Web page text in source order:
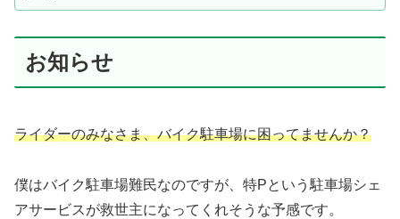
お知らせ
ライダーのみなさま、バイク駐車場に困ってませんか？
僕はバイク駐車場難民なのですが、特Pという駐車場シェ
アサービスが救世主になってくれそうな予感です。